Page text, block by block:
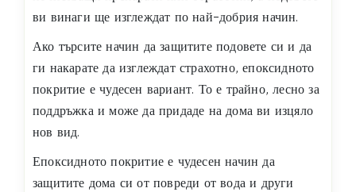
ви винаги ще изглеждат по най-добрия начин.
Ако търсите начин да защитите подовете си и да
ги накарате да изглеждат страхотно, епоксидното
покритие е чудесен вариант. То е трайно, лесно за
поддръжка и може да придаде на дома ви изцяло
нов вид.
Епоксидното покритие е чудесен начин да
защитите дома си от повреди от вода и други